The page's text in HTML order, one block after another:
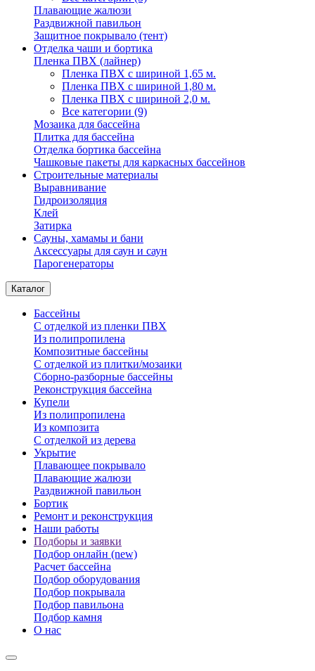
Плавающие жалюзи
Раздвижной павильон
Защитное покрывало (тент)
Отделка чаши и бортика
Пленка ПВХ (лайнер)
Пленка ПВХ с шириной 1,65 м.
Пленка ПВХ с шириной 1,80 м.
Пленка ПВХ с шириной 2,0 м.
Все категории (9)
Мозаика для бассейна
Плитка для бассейна
Отделка бортика бассейна
Чашковые пакеты для каркасных бассейнов
Строительные материалы
Выравнивание
Гидроизоляция
Клей
Затирка
Сауны, хамамы и бани
Аксессуары для саун и саун
Парогенераторы
Каталог
Бассейны
С отделкой из пленки ПВХ
Из полипропилена
Композитные бассейны
С отделкой из плитки/мозаики
Сборно-разборные бассейны
Реконструкция бассейна
Купели
Из полипропилена
Из композита
С отделкой из дерева
Укрытие
Плавающее покрывало
Плавающие жалюзи
Раздвижной павильон
Бортик
Ремонт и реконструкция
Наши работы
Подборы и заявки
Подбор онлайн (new)
Расчет бассейна
Подбор оборудования
Подбор покрывала
Подбор павильона
Подбор камня
О нас